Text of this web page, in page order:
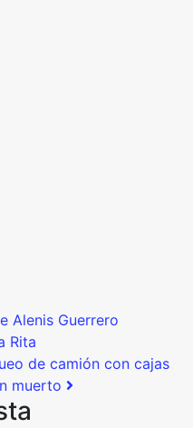
Alenis Guerrero
Rita
de camión con cajas
muerto